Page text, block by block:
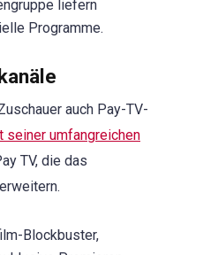
liefern
Programme.
auch Pay-TV-
seiner umfangreichen
TV, die das
Blockbuster,